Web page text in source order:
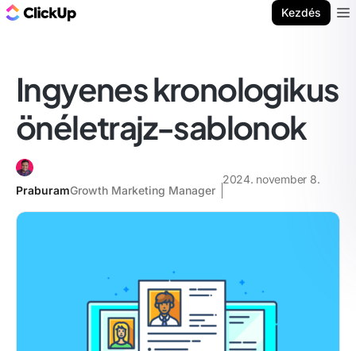
Kezdés
Ingyenes kronologikus
önéletrajz-sablonok
PraburamGrowth Marketing Manager
2024. november 8.